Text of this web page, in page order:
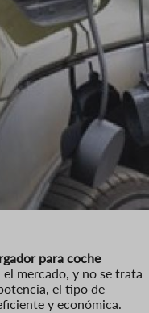
para coche
mercado, y no se trata
el tipo de
y económica.